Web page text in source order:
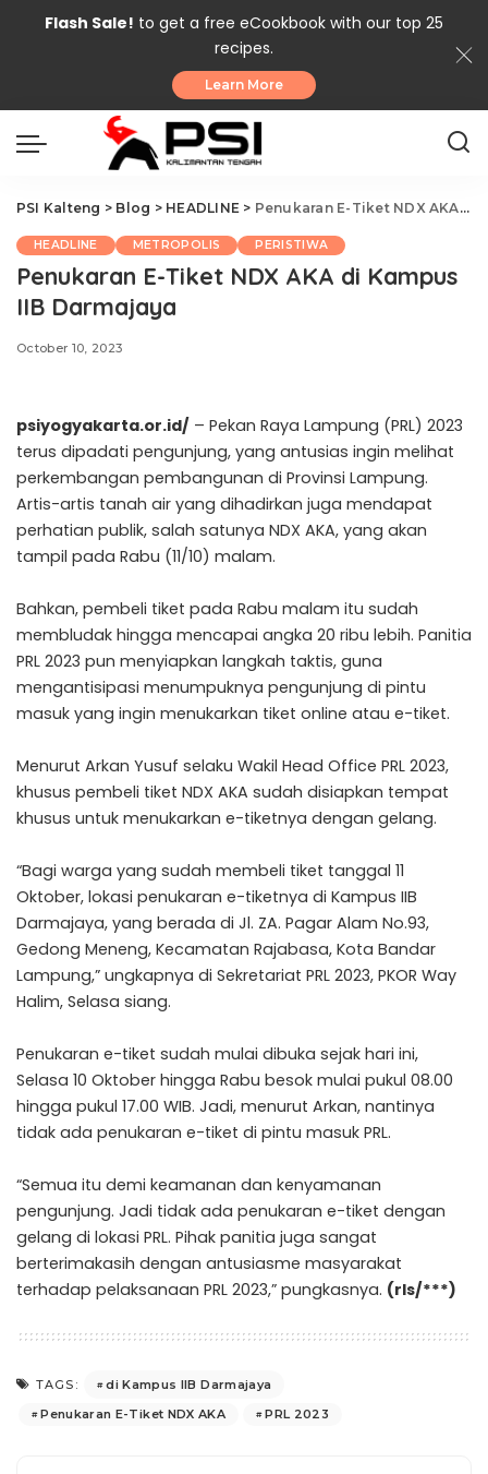
Flash Sale! to get a free eCookbook with our top 25
recipes.
Learn More
PSI Kalteng > Blog > HEADLINE > Penukaran E-Tiket NDX AKA di Kampus IIB Darmajaya
HEADLINE METROPOLIS PERISTIWA
Penukaran E-Tiket NDX AKA di Kampus
IIB Darmajaya
October 10, 2023
psiyogyakarta.or.id/ – Pekan Raya Lampung (PRL) 2023
terus dipadati pengunjung, yang antusias ingin melihat
perkembangan pembangunan di Provinsi Lampung.
Artis-artis tanah air yang dihadirkan juga mendapat
perhatian publik, salah satunya NDX AKA, yang akan
tampil pada Rabu (11/10) malam.
Bahkan, pembeli tiket pada Rabu malam itu sudah
membludak hingga mencapai angka 20 ribu lebih. Panitia
PRL 2023 pun menyiapkan langkah taktis, guna
mengantisipasi menumpuknya pengunjung di pintu
masuk yang ingin menukarkan tiket online atau e-tiket.
Menurut Arkan Yusuf selaku Wakil Head Office PRL 2023,
khusus pembeli tiket NDX AKA sudah disiapkan tempat
khusus untuk menukarkan e-tiketnya dengan gelang.
“Bagi warga yang sudah membeli tiket tanggal 11
Oktober, lokasi penukaran e-tiketnya di Kampus IIB
Darmajaya, yang berada di Jl. ZA. Pagar Alam No.93,
Gedong Meneng, Kecamatan Rajabasa, Kota Bandar
Lampung,” ungkapnya di Sekretariat PRL 2023, PKOR Way
Halim, Selasa siang.
Penukaran e-tiket sudah mulai dibuka sejak hari ini,
Selasa 10 Oktober hingga Rabu besok mulai pukul 08.00
hingga pukul 17.00 WIB. Jadi, menurut Arkan, nantinya
tidak ada penukaran e-tiket di pintu masuk PRL.
“Semua itu demi keamanan dan kenyamanan
pengunjung. Jadi tidak ada penukaran e-tiket dengan
gelang di lokasi PRL. Pihak panitia juga sangat
berterimakasih dengan antusiasme masyarakat
terhadap pelaksanaan PRL 2023,” pungkasnya. (rls/***)
TAGS:
di Kampus IIB Darmajaya
Penukaran E-Tiket NDX AKA
PRL 2023